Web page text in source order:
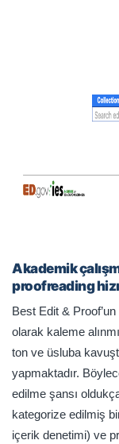
Akademik
proofreading
Best Edit &
olarak kaleme
ton ve üsluba
yapmaktadır.
edilme şansı
kategorize edilmiş
içerik denetimi) ve